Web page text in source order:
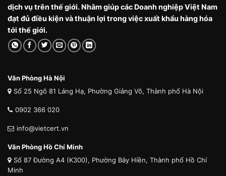
dịch vụ trên thế giới. Nhằm giúp các Doanh nghiệp Việt Nam
đạt đủ điều kiện và thuận lợi trong việc xuất khẩu hàng hóa
tới thế giới.
Văn Phòng Hà Nội
Số 25 Ngõ 81 Láng Hạ, Phường Giảng Võ, Thành phố Hà Nội
0902 366 020
info@vietcert.vn
Văn Phòng Hồ Chí Minh
Số 87 Đường A4 (K300), Phường Bảy Hiền, Thành phố Hồ Chí
Minh